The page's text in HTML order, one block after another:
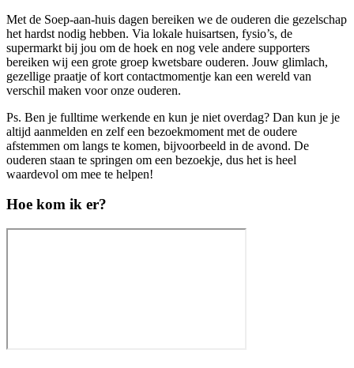
Met de Soep-aan-huis dagen bereiken we de ouderen die gezelschap
het hardst nodig hebben. Via lokale huisartsen, fysio’s, de
supermarkt bij jou om de hoek en nog vele andere supporters
bereiken wij een grote groep kwetsbare ouderen. Jouw glimlach,
gezellige praatje of kort contactmomentje kan een wereld van
verschil maken voor onze ouderen.
Ps. Ben je fulltime werkende en kun je niet overdag? Dan kun je je
altijd aanmelden en zelf een bezoekmoment met de oudere
afstemmen om langs te komen, bijvoorbeeld in de avond. De
ouderen staan te springen om een bezoekje, dus het is heel
waardevol om mee te helpen!
Hoe kom ik er?